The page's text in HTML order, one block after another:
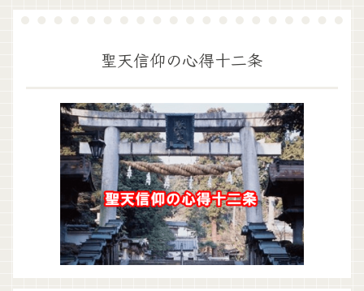
聖天信仰の心得十二条